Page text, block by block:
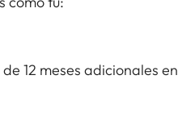
12 meses adicionales en